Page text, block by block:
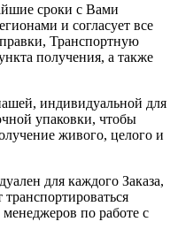
сроки с Вами
и согласует все
Транспортную
получения, а также
индивидуальной для
упаковки, чтобы
живого, целого и
для каждого Заказа,
по работе с